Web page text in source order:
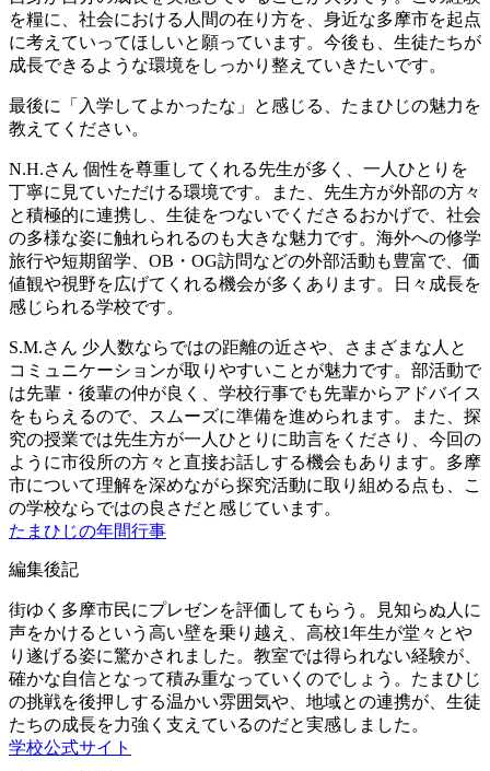
を糧に、社会における人間の在り方を、身近な多摩市を起点
に考えていってほしいと願っています。今後も、生徒たちが
成長できるような環境をしっかり整えていきたいです。
最後に「入学してよかったな」と感じる、たまひじの魅力を
教えてください。
N.H.さん 個性を尊重してくれる先生が多く、一人ひとりを
丁寧に見ていただける環境です。また、先生方が外部の方々
と積極的に連携し、生徒をつないでくださるおかげで、社会
の多様な姿に触れられるのも大きな魅力です。海外への修学
旅行や短期留学、OB・OG訪問などの外部活動も豊富で、価
値観や視野を広げてくれる機会が多くあります。日々成長を
感じられる学校です。
S.M.さん 少人数ならではの距離の近さや、さまざまな人と
コミュニケーションが取りやすいことが魅力です。部活動で
は先輩・後輩の仲が良く、学校行事でも先輩からアドバイス
をもらえるので、スムーズに準備を進められます。また、探
究の授業では先生方が一人ひとりに助言をくださり、今回の
ように市役所の方々と直接お話しする機会もあります。多摩
市について理解を深めながら探究活動に取り組める点も、こ
の学校ならではの良さだと感じています。
たまひじの年間行事
編集後記
街ゆく多摩市民にプレゼンを評価してもらう。見知らぬ人に
声をかけるという高い壁を乗り越え、高校1年生が堂々とや
り遂げる姿に驚かされました。教室では得られない経験が、
確かな自信となって積み重なっていくのでしょう。たまひじ
の挑戦を後押しする温かい雰囲気や、地域との連携が、生徒
たちの成長を力強く支えているのだと実感しました。
学校公式サイト